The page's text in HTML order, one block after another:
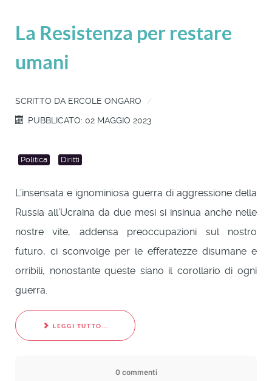
La Resistenza per restare
umani
SCRITTO DA ERCOLE ONGARO
PUBBLICATO: 02 MAGGIO 2023
Politica Diritti
L’insensata e ignominiosa guerra di aggressione della
Russia all’Ucraina da due mesi si insinua anche nelle
nostre vite, addensa preoccupazioni sul nostro
futuro, ci sconvolge per le efferatezze disumane e
orribili, nonostante queste siano il corollario di ogni
guerra.
LEGGI TUTTO...
0 commenti